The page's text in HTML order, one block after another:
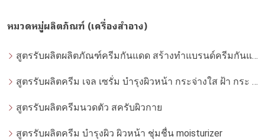
หมวดหมู่ผลิตภัณฑ์ (เครื่องสำอาง)
สูตรรับผลิตผลิตภัณฑ์ครีมกันแดด สร้างทำแบรนด์ครีมกันแดด โดยโรงงานผลิตที่ได้มาตรฐาน
สูตรรับผลิตครีม เจล เซรั่ม บำรุงผิวหน้า กระจ่างใส ฝ้า กระ จุดด่างดำ whitening
สูตรรับผลิตครีมนวดตัว สครับผิวกาย
สูตรรับผลิตครีม บำรุงผิว ผิวหน้า ชุ่มชื่น moisturizer